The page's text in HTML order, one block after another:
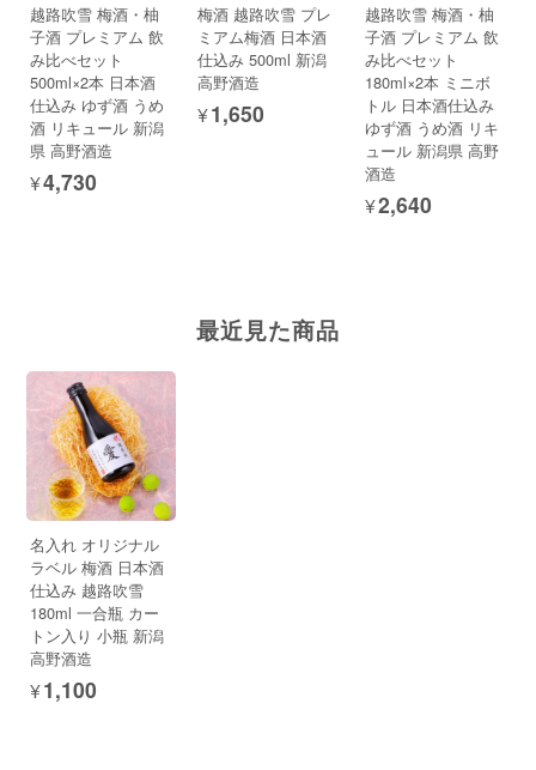
越路吹雪 梅酒・柚
子酒 プレミアム 飲
み比べセット
500ml×2本 日本酒
仕込み ゆず酒 うめ
酒 リキュール 新潟
県 高野酒造
¥4,730
梅酒 越路吹雪 プレ
ミアム梅酒 日本酒
仕込み 500ml 新潟
高野酒造
¥1,650
越路吹雪 梅酒・柚
子酒 プレミアム 飲
み比べセット
180ml×2本 ミニボ
トル 日本酒仕込み
ゆず酒 うめ酒 リキ
ュール 新潟県 高野
酒造
¥2,640
最近見た商品
名入れ オリジナル
ラベル 梅酒 日本酒
仕込み 越路吹雪
180ml 一合瓶 カー
トン入り 小瓶 新潟
高野酒造
¥1,100